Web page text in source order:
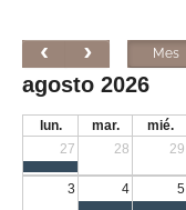
Mes
agosto 2026
lun. mar. mié.
27
28 29
3 4 5